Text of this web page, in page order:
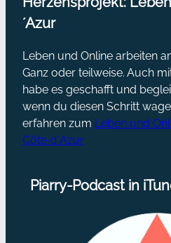
´Azur
Leben und Online arbeiten
Ganz oder teilweise. Auch
habe es geschafft und
wenn du diesen Schritt
erfahren zum Leben und
Côte d´Azur
Piarry-Podcast in